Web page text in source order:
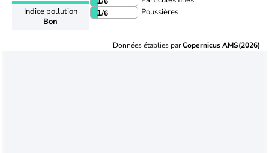
Indice pollution
Bon
1/6 Poussières
Données établies parCopernicus AMS(2026)